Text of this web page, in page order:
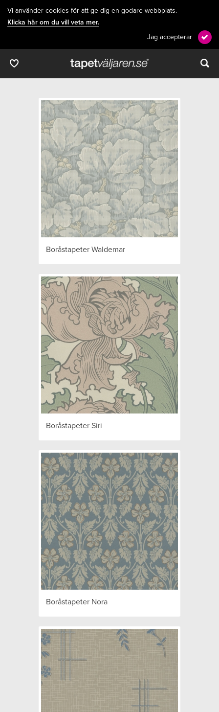
Vi använder cookies för att ge dig en godare webbplats.
Klicka här om du vill veta mer.
Jag accepterar
Boråstapeter Waldemar
Boråstapeter Siri
Boråstapeter Nora